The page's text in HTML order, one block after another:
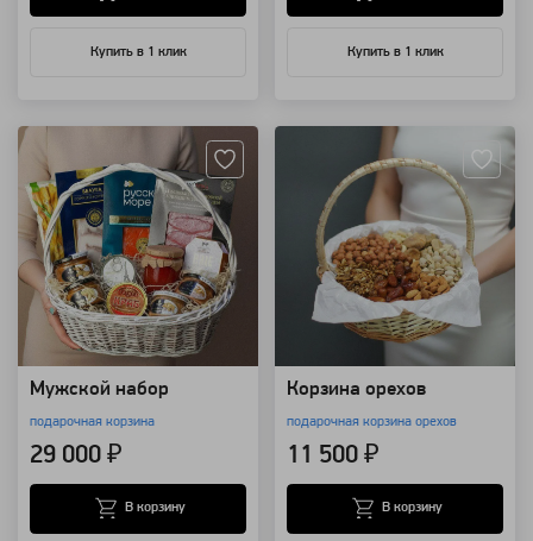
Купить в 1 клик Купить в 1 клик
Мужской набор
подарочная корзина
29 000 ₽
В корзину
Корзина орехов
подарочная корзина орехов
11 500 ₽
В корзину